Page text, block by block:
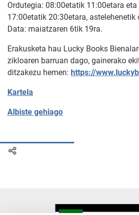
Ordutegia: 08:00etatik 11:00etara eta
17:00etatik 20:30etara, astelehenetik
Data: maiatzaren 6tik 19ra.
Erakusketa hau Lucky Books
zikloaren barruan dago, gainerako
ditzakezu hemen: https://
Kartela
Albiste gehiago